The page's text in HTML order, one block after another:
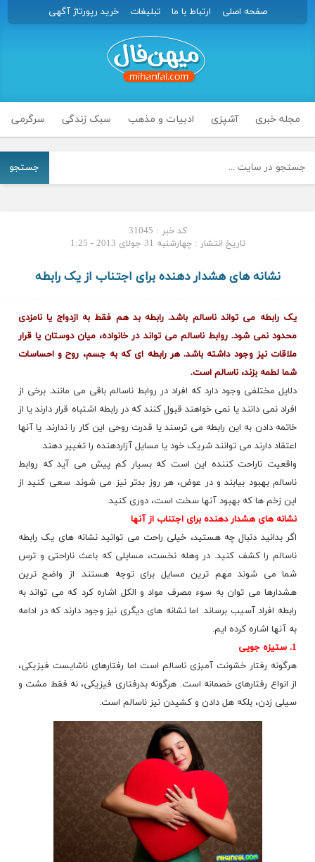
صفحه اصلی ارتباط با ما تبلیغات خرید رپورتاژ آگهی
مجله خبری آشپزی ادبیات و مذهب سبک زندگی سرگرمی
جستجو
کد خبر : 31045
تاریخ انتشار : چهارشنبه 31 جولای 2013 - 1:25
نشانه های هشدار دهنده برای اجتناب از یک رابطه
یک رابطه می تواند ناسالم باشد. رابطه بد هم فقط به ازدواج یا نامزدی
محدود نمی شود. روابط ناسالم می تواند در خانواده، میان دوستان یا قرار
ملاقات نیز وجود داشته باشد. هر رابطه ای که به جسم، روح و احساسات
شما لطمه بزند، ناسالم است.
دلایل مختلفی وجود دارد که افراد در روابط ناسالم باقی می مانند. برخی از
افراد نمی دانند یا نمی خواهند قبول کنند که در رابطه اشتباه قرار دارند یا از
خاتمه دادن به این رابطه می ترسند یا قدرت روحی این کار را ندارند. یا آنها
اعتقاد دارند می توانند شریک خود یا مسایل آزاردهنده را تغییر دهند.
واقعیت ناراحت کننده این است که بسیار کم پیش می آید که روابط
ناسالم بهبود بیابند و در عوض، هر روز بدتر نیز می شوند. سعی کنید از
این زخم ها که بهبود آنها سخت است، دوری کنید.
نشانه های هشدار دهنده برای اجتناب از آنها
اگر بدانید دنبال چه هستید، خیلی راحت می توانید نشانه های یک رابطه
ناسالم را کشف کنید. در وهله نخست، مسایلی که باعث ناراحتی و ترس
شما می شوند مهم ترین مسایل برای توجه هستند. از واضح ترین
هشدارها می توان به سوء مصرف مواد و الکل اشاره کرد که می تواند به
رابطه افراد آسیب برساند. اما نشانه های دیگری نیز وجود دارند که در ادامه
به آنها اشاره کرده ایم.
1. ستیزه جویی
هرگونه رفتار خشونت آمیزی ناسالم است اما رفتارهای ناشایست فیزیکی،
از انواع رفتارهای خصمانه است. هرگونه بدرفتاری فیزیکی، نه فقط مشت و
سیلی زدن، بلکه هل دادن و کشیدن نیز ناسالم است.